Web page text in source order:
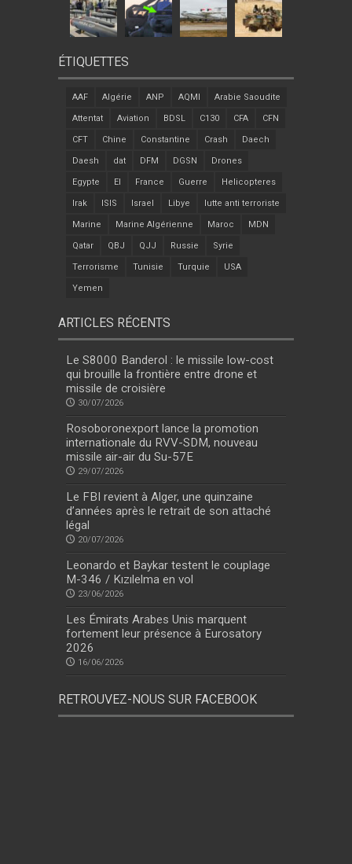
ÉTIQUETTES
AAF Algérie ANP AQMI Arabie Saoudite
Attentat Aviation BDSL C130 CFA CFN
CFT Chine Constantine Crash Daech
Daesh dat DFM DGSN Drones
Egypte EI France Guerre Helicopteres
Irak ISIS Israel Libye lutte anti terroriste
Marine Marine Algérienne Maroc MDN
Qatar QBJ QJJ Russie Syrie
Terrorisme Tunisie Turquie USA
Yemen
ARTICLES RÉCENTS
Le S8000 Banderol : le missile low-cost
qui brouille la frontière entre drone et
missile de croisière
30/07/2026
Rosoboronexport lance la promotion
internationale du RVV-SDM, nouveau
missile air-air du Su-57E
29/07/2026
Le FBI revient à Alger, une quinzaine
d’années après le retrait de son attaché
légal
20/07/2026
Leonardo et Baykar testent le couplage
M-346 / Kızılelma en vol
23/06/2026
Les Émirats Arabes Unis marquent
fortement leur présence à Eurosatory
2026
16/06/2026
RETROUVEZ-NOUS SUR FACEBOOK